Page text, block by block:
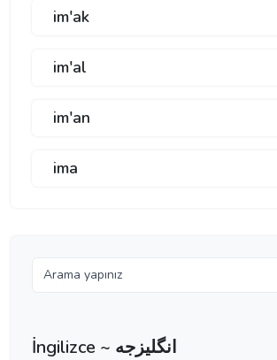
im'ak
im'al
im'an
ima
İngilizce ~ انگلیزجه